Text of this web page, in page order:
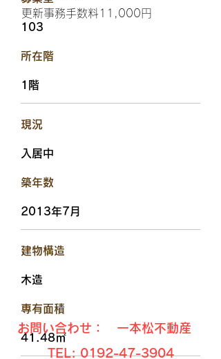
更新事務手数料11,000円
103
​所在階
1階
​現況
入居中
​築年数
2013年7月
​建物構造
木造
​専有面積
41.48㎡
お問い合わせ： 一本松不動産
TEL:0192-47-3904